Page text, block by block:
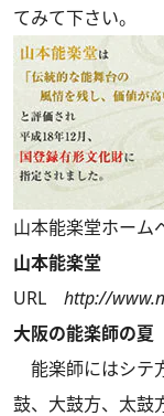
てみて下さい。
山本能楽堂ホーム
山本能楽堂
URL http://
大阪の能楽師の夏
能楽師にはシテ
鼓、大鼓方、太鼓